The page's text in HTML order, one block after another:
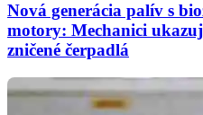
Nová generácia palív s
motory: Mechanici
zničené čerpadlá